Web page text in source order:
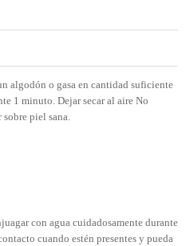
algodón o gasa en cantidad suficiente
1 minuto. Dejar secar al aire No
piel sana.
con agua cuidadosamente durante
cuando estén presentes y pueda